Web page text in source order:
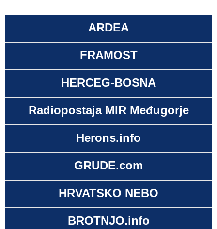
ARDEA
FRAMOST
HERCEG-BOSNA
Radiopostaja MIR Međugorje
Herons.info
GRUDE.com
HRVATSKO NEBO
BROTNJO.info